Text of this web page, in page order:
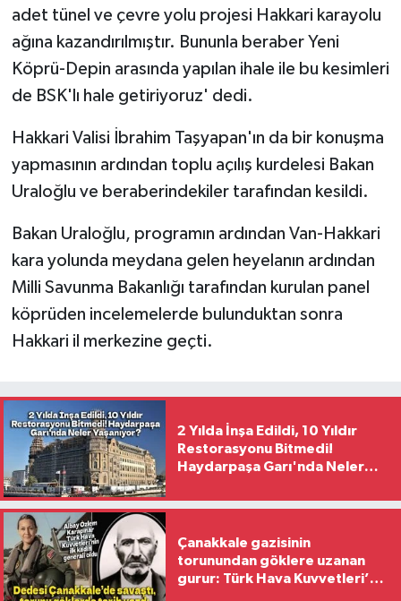
adet tünel ve çevre yolu projesi Hakkari karayolu
ağına kazandırılmıştır. Bununla beraber Yeni
Köprü-Depin arasında yapılan ihale ile bu kesimleri
de BSK'lı hale getiriyoruz' dedi.
Hakkari Valisi İbrahim Taşyapan'ın da bir konuşma
yapmasının ardından toplu açılış kurdelesi Bakan
Uraloğlu ve beraberindekiler tarafından kesildi.
Bakan Uraloğlu, programın ardından Van-Hakkari
kara yolunda meydana gelen heyelanın ardından
Milli Savunma Bakanlığı tarafından kurulan panel
köprüden incelemelerde bulunduktan sonra
Hakkari il merkezine geçti.
2 Yılda İnşa Edildi, 10 Yıldır
Restorasyonu Bitmedi!
Haydarpaşa Garı'nda Neler
Çanakkale gazisinin
torunundan göklere uzanan
gurur: Türk Hava Kuvvetleri’nin